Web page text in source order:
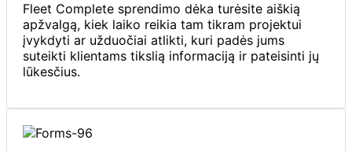
Fleet Complete sprendimo dėka turėsite aiškią
apžvalgą, kiek laiko reikia tam tikram projektui
įvykdyti ar užduočiai atlikti, kuri padės jums
suteikti klientams tikslią informaciją ir pateisinti jų
lūkesčius.